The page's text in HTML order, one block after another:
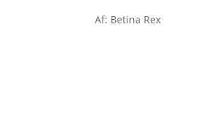
Af: Betina Rex